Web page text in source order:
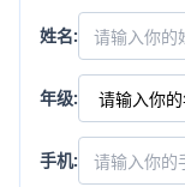
姓名:
年级:
手机: